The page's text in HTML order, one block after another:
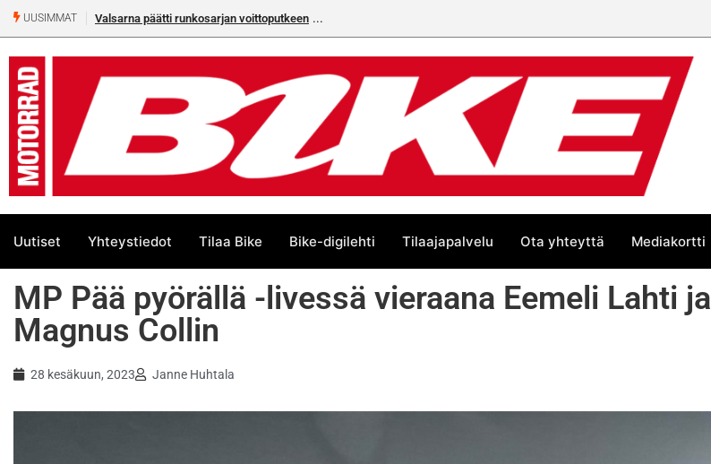
UUSIMMAT
voittoputkeen
Älä missaa tämän kesän suurta Bike-
numeroa!
Uutiset Yhteystiedot Tilaa Bike Bike-digilehti Tilaajapalvelu Ota yhteyttä Mediakortti
MP Pää pyörällä -livessä vieraana Eemeli Lahti ja
Magnus Collin
28 kesäkuun, 2023 Janne Huhtala